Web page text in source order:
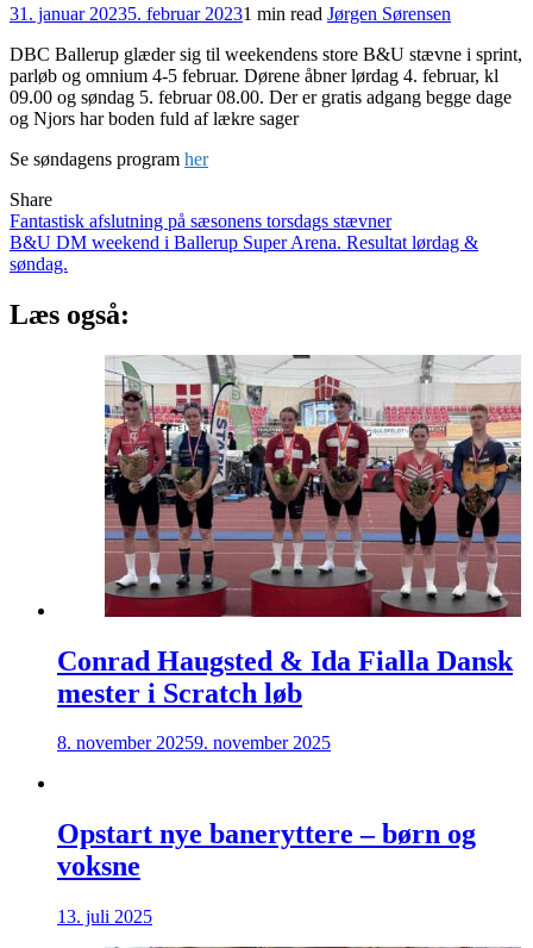
31. januar 20235. februar 20231 min read Jørgen Sørensen
DBC Ballerup glæder sig til weekendens store B&U stævne i sprint,
parløb og omnium 4-5 februar. Dørene åbner lørdag 4. februar, kl
09.00 og søndag 5. februar 08.00. Der er gratis adgang begge dage
og Njors har boden fuld af lækre sager
Se søndagens program her
Share
Indlægsnavigation
Fantastisk afslutning på sæsonens torsdags stævner
B&U DM weekend i Ballerup Super Arena. Resultat lørdag &
søndag.
Læs også:
Conrad Haugsted & Ida Fialla Dansk
mester i Scratch løb
8. november 20259. november 2025
Opstart nye baneryttere – børn og
voksne
13. juli 2025